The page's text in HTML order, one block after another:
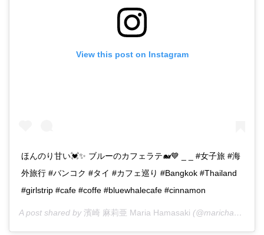
View this post on Instagram
ほんのり甘い💓✨ ブルーのカフェラテ🐋💙 _ _ #女子旅 #海
外旅行 #バンコク #タイ #カフェ巡り #Bangkok #Thailand
#girlstrip #cafe #coffe #bluewhalecafe #cinnamon
A post shared by 濱崎 麻莉亜 Maria Hamasaki (@marichan_days) on